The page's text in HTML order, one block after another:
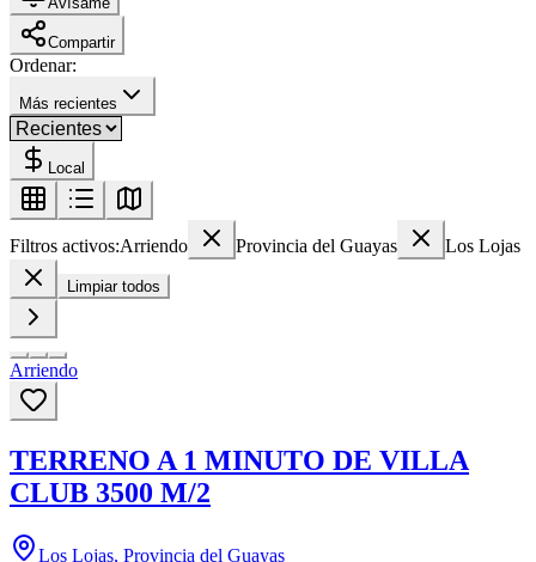
Compartir
Ordenar:
Más recientes
Local
Filtros activos:Arriendo Provincia del Guayas Los Lojas
Limpiar todos
Arriendo
TERRENO A 1 MINUTO DE VILLA
CLUB 3500 M/2
Los Lojas, Provincia del Guayas